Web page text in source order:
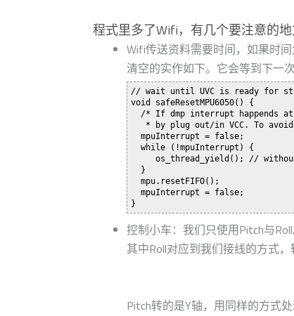
程式里多了Wifi，有几个要注意的地
Wifi传送资料需要时间，如果时
清空的实作如下。它会等到下一
// wait until UVC is ready for
void safeResetMPU6050() {
/* If dmp interrupt happends
* by plug out/in VCC. To
  mpuInterrupt = false;
  while (!mpuInterrupt) {
os_thread_yield(); //
  }
  mpu.resetFIFO();
  mpuInterrupt = false;
控制小车：我们只使用Pitch与Roll
其中Roll对应到我们接线的方式
Pitch转的是Y轴，用同样的方式处